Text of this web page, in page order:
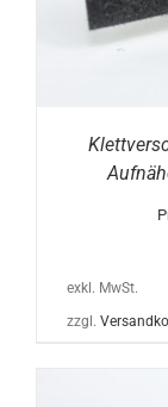
exkl. MwSt.
zzgl.